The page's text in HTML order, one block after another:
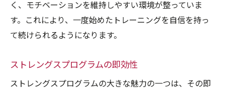
く、モチベーションを維持しやすい環境が整っていま
す。これにより、一度始めたトレーニングを自信を持っ
て続けられるようになります。
ストレングスプログラムの即効性
ストレングスプログラムの大きな魅力の一つは、その即